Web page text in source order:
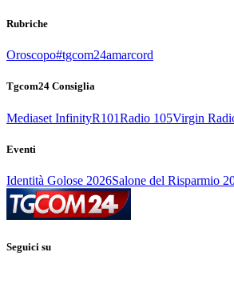
Rubriche
Oroscopo#tgcom24amarcord
Tgcom24 Consiglia
Mediaset InfinityR101Radio 105Virgin
Eventi
Identità Golose 2026Salone del Risparmio
Seguici su